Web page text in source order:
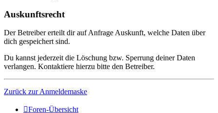
Auskunftsrecht
Der Betreiber erteilt dir auf Anfrage Auskunft, welche Daten über
dich gespeichert sind.
Du kannst jederzeit die Löschung bzw. Sperrung deiner Daten
verlangen. Kontaktiere hierzu bitte den Betreiber.
Zurück zur Anmeldemaske
Foren-Übersicht